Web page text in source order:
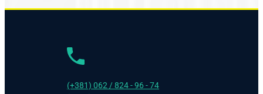
(+381) 062 / 824 - 96 - 74